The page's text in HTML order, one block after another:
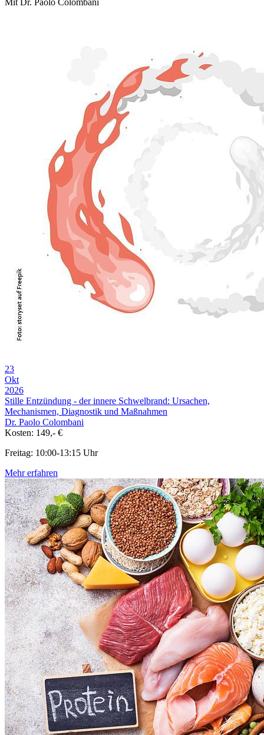
Mit Dr. Paolo Colombani
23
Okt
2026
Stille Entzündung - der innere Schwelbrand: Ursachen,
Mechanismen, Diagnostik und Maßnahmen
Dr. Paolo Colombani
Kosten: 149,- €
Freitag: 10:00-13:15 Uhr
Mehr erfahren